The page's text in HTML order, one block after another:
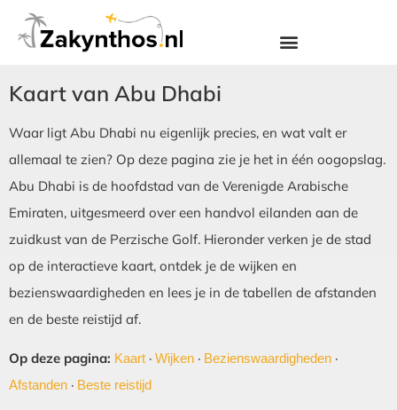
Kaart van Abu Dhabi
Waar ligt Abu Dhabi nu eigenlijk precies, en wat valt er
allemaal te zien? Op deze pagina zie je het in één oogopslag.
Abu Dhabi is de hoofdstad van de Verenigde Arabische
Emiraten, uitgesmeerd over een handvol eilanden aan de
zuidkust van de Perzische Golf. Hieronder verken je de stad
op de interactieve kaart, ontdek je de wijken en
bezienswaardigheden en lees je in de tabellen de afstanden
en de beste reistijd af.
Op deze pagina: Kaart · Wijken · Bezienswaardigheden ·
Afstanden · Beste reistijd